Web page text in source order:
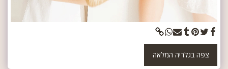
צפה בגלריה המלאה